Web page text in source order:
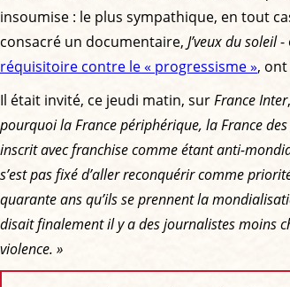
insoumise : le plus sympathique, en tout
consacré un documentaire, J’veux du soleil-
réquisitoire contre le « progressisme »,
Il était invité, ce jeudi matin, surFrance Inter
pourquoi la France périphérique, la France
inscrit avec franchise comme étant anti-
s’est pas fixé d’aller reconquérir comme
quarante ans qu’ils se prennent la
disait finalement il y a des journalistes moins
violence. »